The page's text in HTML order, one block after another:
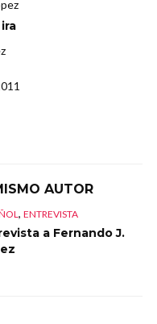
AUTOR
, ENTREVISTA
a Fernando J.